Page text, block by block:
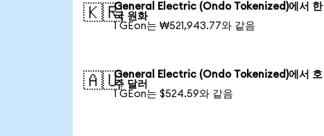
🇰🇷General Electric (Ondo Tokenized)에서 한
국 원화
1 GEon는 ₩521,943.77와 같음
🇦🇺General Electric (Ondo Tokenized)에서 호
주 달러
1 GEon는 $524.59와 같음